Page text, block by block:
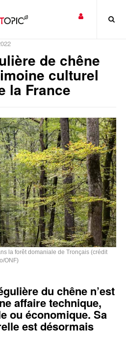
de chêne
culturel
la France
la forêt domaniale de Tronçais (crédit
ONF)
du chêne n’est
affaire technique,
ou économique. Sa
est désormais